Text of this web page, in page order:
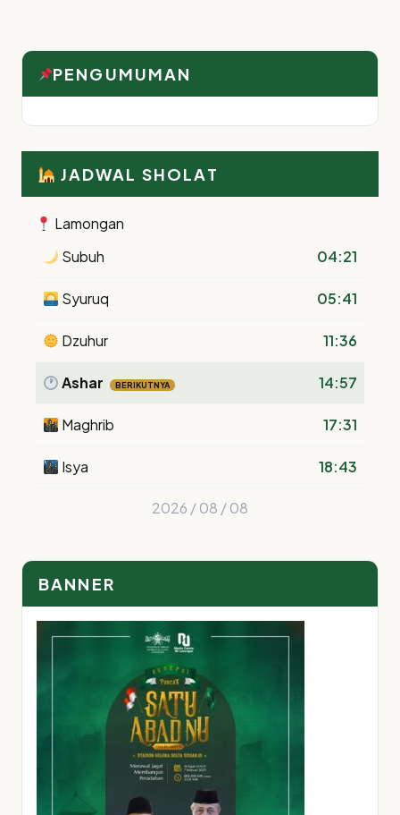
PENGUMUMAN
JADWAL SHOLAT
Lamongan
Subuh
04:21
Syuruq 05:41
Dzuhur 11:36
Ashar BERIKUTNYA 14:57
Maghrib 17:31
Isya 18:43
2026 / 08 / 08
BANNER